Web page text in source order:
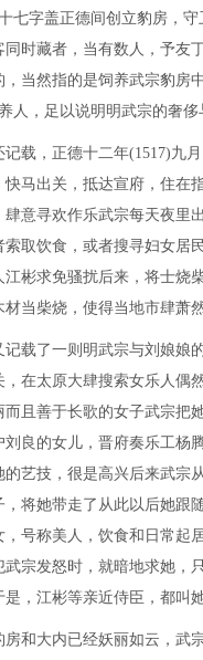
七字盖正德间创立豹房，
同时藏者，当有数人，予友
当然指的是饲养武宗豹房
人，足以说明明武宗的奢侈
，正德十二年(1517)九月
快马出关，抵达宣府，住在
意寻欢作乐武宗每天夜里
取饮食，或者搜寻妇女居
江彬求免骚扰后来，将士烧
当柴烧，使得当地市肆萧
载了一则明武宗与刘娘娘
在太原大肆搜索女乐人偶
且善于长歌的女子武宗把
良的女儿，晋府奏乐工杨
的艺技，很是高兴后来武宗
将她带走了从此以后她跟
号称美人，饮食和日常起
宗发怒时，就暗地求她，
，江彬等亲近侍臣，都叫
和大内已经妖丽如云，武